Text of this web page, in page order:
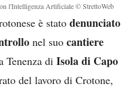
l'Intelligenza Artificiale © StrettoWeb
è stato denunciato
nel suo cantiere
Tenenza di Isola di Capo
del lavoro di Crotone,